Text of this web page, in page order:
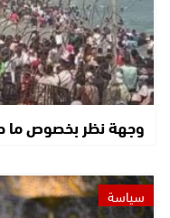
وجهة نظر بخصوص ما
سياسة